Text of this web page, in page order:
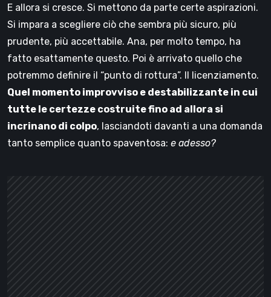
E allora si cresce. Si mettono da parte certe aspirazioni.
Si impara a scegliere ciò che sembra più sicuro, più
prudente, più accettabile. Ana, per molto tempo, ha
fatto esattamente questo. Poi è arrivato quello che
potremmo definire il “punto di rottura”. Il licenziamento.
Quel momento improvviso e destabilizzante in cui
tutte le certezze costruite fino ad allora si
incrinano di colpo, lasciandoti davanti a una domanda
tanto semplice quanto spaventosa: e adesso?